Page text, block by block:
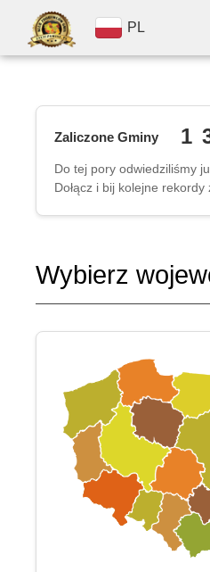
PL
Zaliczone Gminy 1
Do tej pory odwiedziliśmy
Dołącz i bij kolejne rekordy
Wybierz